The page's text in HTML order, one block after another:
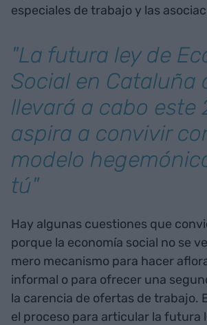
especiales de trabajo y las
"La futura ley de
Social en Cataluña
llevará a cabo este
aspira a convivir
modelo
tú"
Hay algunas cuestiones que
porque la economía social no se
mero mecanismo para hacer
informal o para ofrecer una
la carencia de ofertas de trabajo.
el proceso para articular la futura